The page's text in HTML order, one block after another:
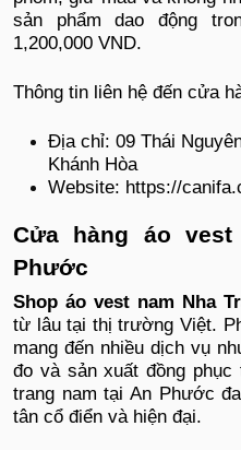
sản phẩm dao động
1,200,000 VND.
Thông tin liên hệ đến cửa
Địa chỉ: 09 Thái
Khánh Hòa
Website: https://
Cửa hàng áo vest
Phước
Shop áo vest nam Nha
từ lâu tại thị trường Việt.
mang đến nhiều dịch vụ
đo và sản xuất đồng
trang nam tại An Phước
tân cổ điển và hiện đại.